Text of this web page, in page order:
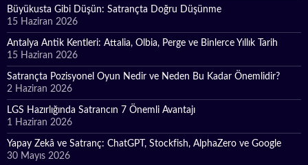
Büyükusta Gibi Düşün: Satrançta Doğru Düşünme
15 Haziran 2026
Antalya Antik Kentleri: Attalia, Olbia, Perge ve Binlerce Yıllık Tarih
15 Haziran 2026
Satrançta Pozisyonel Oyun Nedir ve Neden Bu Kadar Önemlidir?
2 Haziran 2026
LGS Hazırlığında Satrancın 7 Önemli Avantajı
1 Haziran 2026
Yapay Zekâ ve Satranç: ChatGPT, Stockfish, AlphaZero ve Google
30 Mayıs 2026